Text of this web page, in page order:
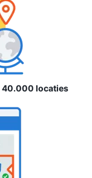
40.000 locaties